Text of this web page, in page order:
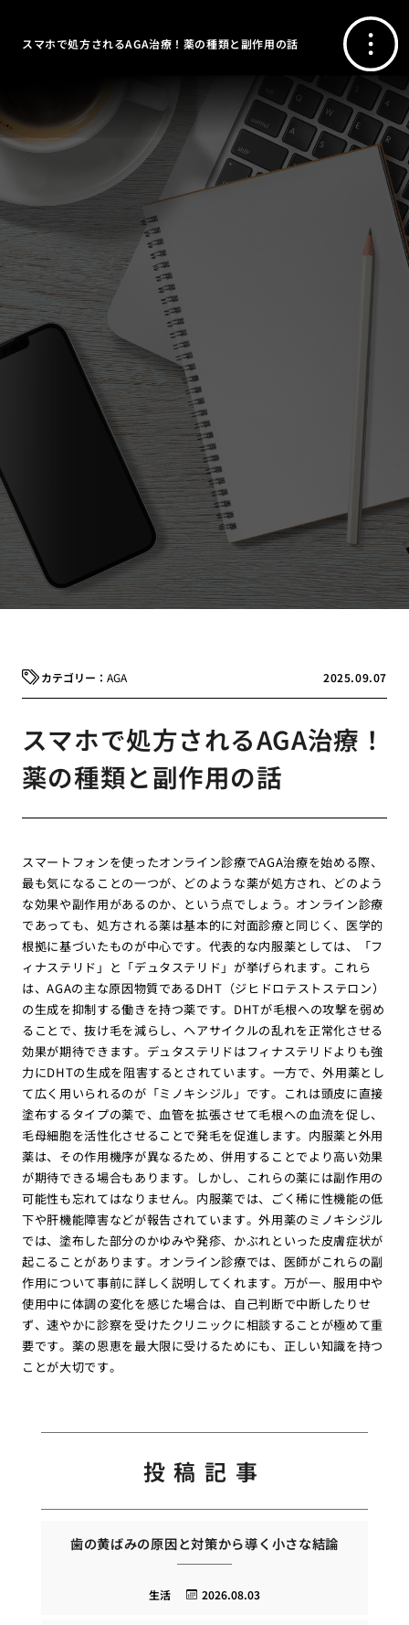
スマホで処方されるAGA治療！薬の種類と副作用の話
2025.09.07
AGA
スマホで処方されるAGA治療！
薬の種類と副作用の話
スマートフォンを使ったオンライン診療でAGA治療を始める際、
最も気になることの一つが、どのような薬が処方され、どのよう
な効果や副作用があるのか、という点でしょう。オンライン診療
であっても、処方される薬は基本的に対面診療と同じく、医学的
根拠に基づいたものが中心です。代表的な内服薬としては、「フ
ィナステリド」と「デュタステリド」が挙げられます。これら
は、AGAの主な原因物質であるDHT（ジヒドロテストステロン）
の生成を抑制する働きを持つ薬です。DHTが毛根への攻撃を弱め
ることで、抜け毛を減らし、ヘアサイクルの乱れを正常化させる
効果が期待できます。デュタステリドはフィナステリドよりも強
力にDHTの生成を阻害するとされています。一方で、外用薬とし
て広く用いられるのが「ミノキシジル」です。これは頭皮に直接
塗布するタイプの薬で、血管を拡張させて毛根への血流を促し、
毛母細胞を活性化させることで発毛を促進します。内服薬と外用
薬は、その作用機序が異なるため、併用することでより高い効果
が期待できる場合もあります。しかし、これらの薬には副作用の
可能性も忘れてはなりません。内服薬では、ごく稀に性機能の低
下や肝機能障害などが報告されています。外用薬のミノキシジル
では、塗布した部分のかゆみや発疹、かぶれといった皮膚症状が
起こることがあります。オンライン診療では、医師がこれらの副
作用について事前に詳しく説明してくれます。万が一、服用中や
使用中に体調の変化を感じた場合は、自己判断で中断したりせ
ず、速やかに診察を受けたクリニックに相談することが極めて重
要です。薬の恩恵を最大限に受けるためにも、正しい知識を持つ
ことが大切です。
投稿記事
歯の黄ばみの原因と対策から導く小さな結論
2026.08.03
生活